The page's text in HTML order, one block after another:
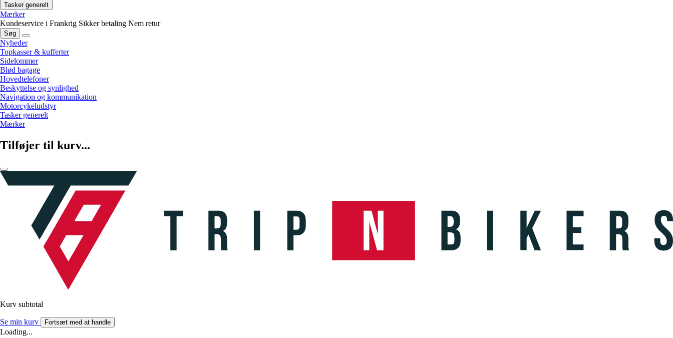
Tasker generelt
Mærker
Kundeservice i Frankrig Sikker betaling Nem retur
Søg
Nyheder
Topkasser & kufferter
Sidelommer
Blød bagage
Hovedtelefoner
Beskyttelse og synlighed
Navigation og kommunikation
Motorcykeludstyr
Tasker generelt
Mærker
Tilføjer til kurv...
Kurv subtotal
Se min kurv Fortsæt med at handle
Loading...